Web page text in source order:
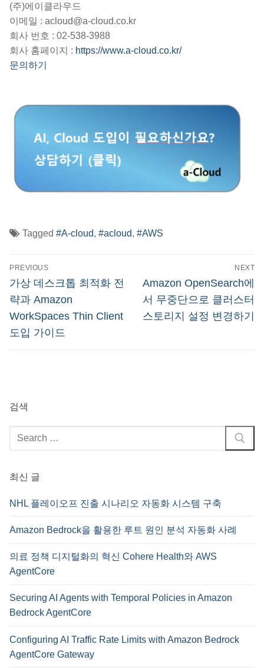
(주)에이클라우드
이메일 : acloud@a-cloud.co.kr
회사 번호 : 02-538-3988
회사 홈페이지 : https://www.a-cloud.co.kr/
문의하기
Tagged #A-cloud, #acloud, #AWS
글
탐
색
PREVIOUS
Previous
post:
가상 데스크톱 최적화 전
략과 Amazon
WorkSpaces Thin Client
도입 가이드
NEXT
Next
post:
Amazon OpenSearch에
서 무중단으로 클러스터
스토리지 설정 변경하기
검색
검
최신 글
NHL 플레이오프 진출 시나리오 자동화 시스템 구축
Amazon Bedrock을 활용한 루트 원인 분석 자동화 사례
의료 정책 디지털화의 혁신 Cohere Health와 AWS
AgentCore
Securing AI Agents with Temporal Policies in Amazon
Bedrock AgentCore
Configuring AI Traffic Rate Limits with Amazon Bedrock
AgentCore Gateway